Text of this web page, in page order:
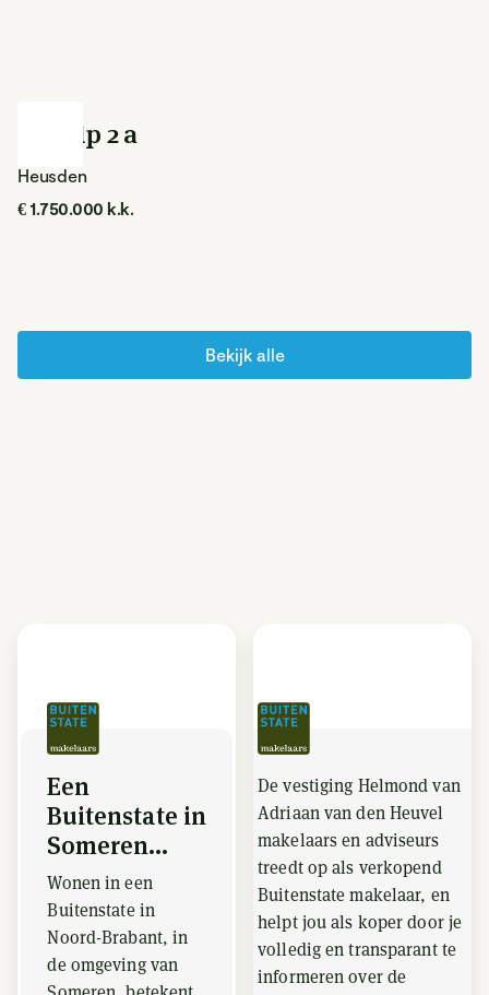
Behelp 2 a
Heusden
€ 1.750.000 k.k.
Bekijk alle
Een
Buitenstate in
Someren...
Wonen in een
Buitenstate in
Noord-Brabant, in
de omgeving van
De vestiging Helmond van
Adriaan van den Heuvel
makelaars en adviseurs
treedt op als verkopend
Buitenstate makelaar, en
helpt jou als koper door je
volledig en transparant te
informeren over de